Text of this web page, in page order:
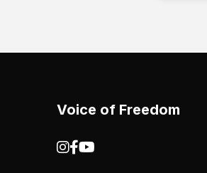
Voice of Freedom